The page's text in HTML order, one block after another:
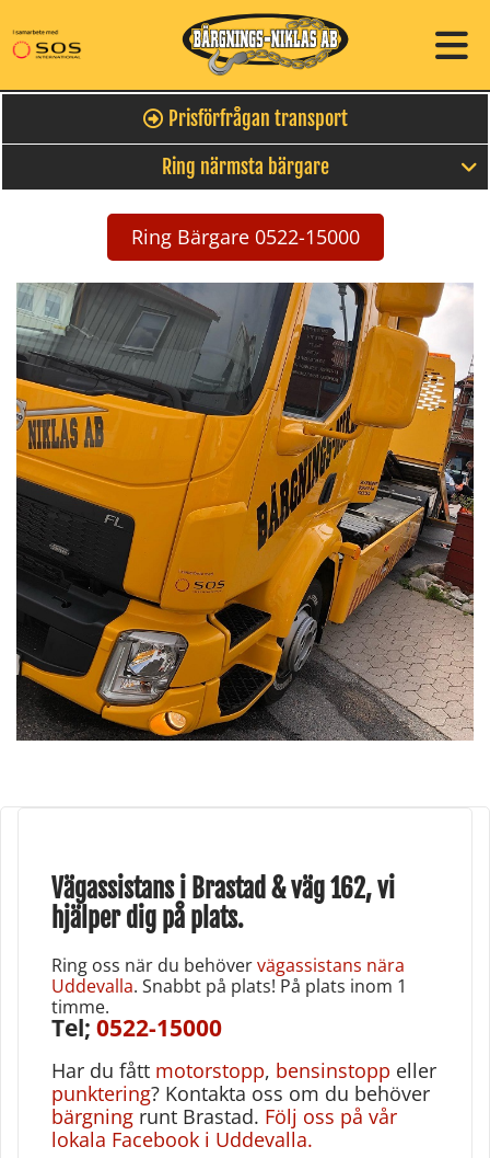
Prisförfrågan transport
Ring närmsta bärgare
Ring Bärgare 0522-15000
Vägassistans i Brastad & väg 162, vi
hjälper dig på plats.
Ring oss när du behövervägassistans nära
Uddevalla. Snabbt på plats! På plats inom 1
timme.
Tel; 0522-15000
Har du fått motorstopp, bensinstopp eller
punktering? Kontakta oss om du behöver
bärgning runt Brastad. Följ oss på vår
lokala Facebook i Uddevalla.